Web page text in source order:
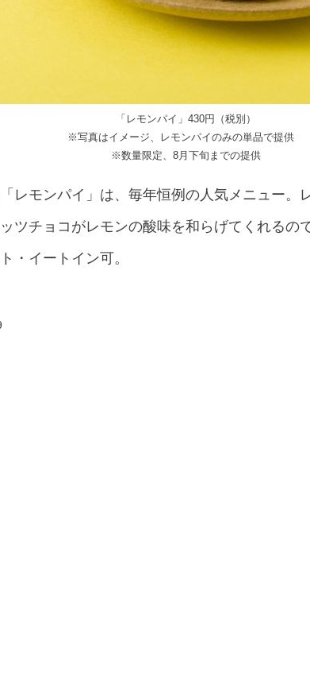
「レモンパイ」430円（税別）
※写真はイメージ、レモンパイのみの単品で提供
※数量限定、8月下旬までの提供
レモンパイ」は、毎年恒例の人気メニュー。
ツチョコがレモンの酸味を和らげてくれるの
・イートイン可。